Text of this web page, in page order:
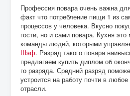
Профессия повара очень важна
факт что потребление пищи 1 из
процессов у человека. Вкусно
гости, но и сами повара. Кухня
команды людей, которыми
Шэф. Разряд такого повара
предлагаем купить диплом об
го разряда. Средний разряд
устроится на работу почти в
отрасли.